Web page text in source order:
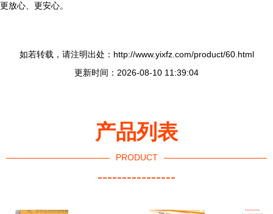
更放心、更安心。
如若转载，请注明出处：http://www.yixfz.com/product/60.html
更新时间：2026-08-10 11:39:04
产品列表
PRODUCT
----------------